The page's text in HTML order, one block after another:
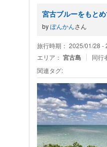
宮古ブルーをもと
byぽんかんさん
旅行時期： 2025/01/28 -
エリア： 宮古島 同行
関連タグ: